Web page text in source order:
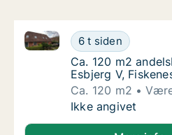
Ca. 120 m2
6 t siden
Ca. 120 m2 andelsbolig til
Ca. 120 m2
Ca. 120 m2
Esbjerg V,
Ca. 120 m2
Ca. 120 m2
Ikke angivet